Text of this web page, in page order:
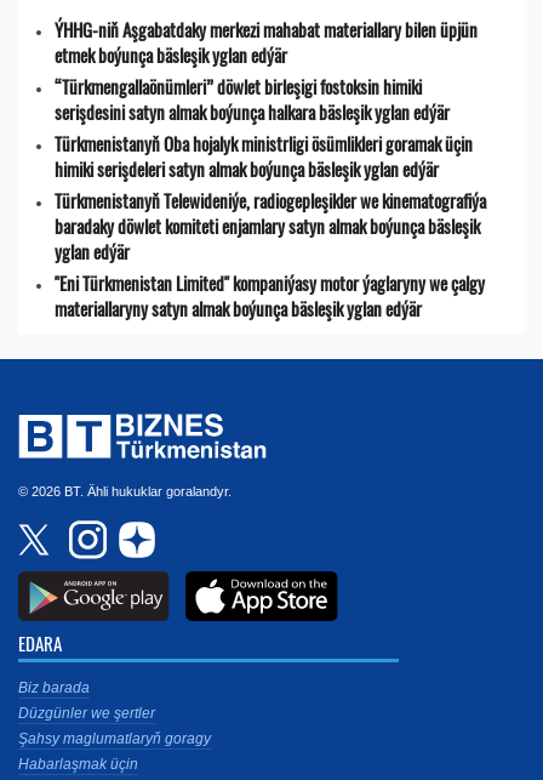
ÝHHG-niň Aşgabatdaky merkezi mahabat materiallary bilen üpjün
etmek boýunça bäsleşik yglan edýär
“Türkmengallaönümleri” döwlet birleşigi fostoksin himiki
serişdesini satyn almak boýunça halkara bäsleşik yglan edýär
Türkmenistanyň Oba hojalyk ministrligi ösümlikleri goramak üçin
himiki serişdeleri satyn almak boýunça bäsleşik yglan edýär
Türkmenistanyň Telewideniýe, radio­gepleşikler we kinematografiýa
baradaky döwlet komiteti enjamlary satyn almak boýunça bäsleşik
yglan edýär
"Eni Türkmenistan Limited" kompaniýasy motor ýaglaryny we çalgy
materiallaryny satyn almak boýunça bäsleşik yglan edýär
© 2026 BT. Ähli hukuklar goralandyr.
EDARA
Biz barada
Düzgünler we şertler
Şahsy maglumatlaryň goragy
Habarlaşmak üçin